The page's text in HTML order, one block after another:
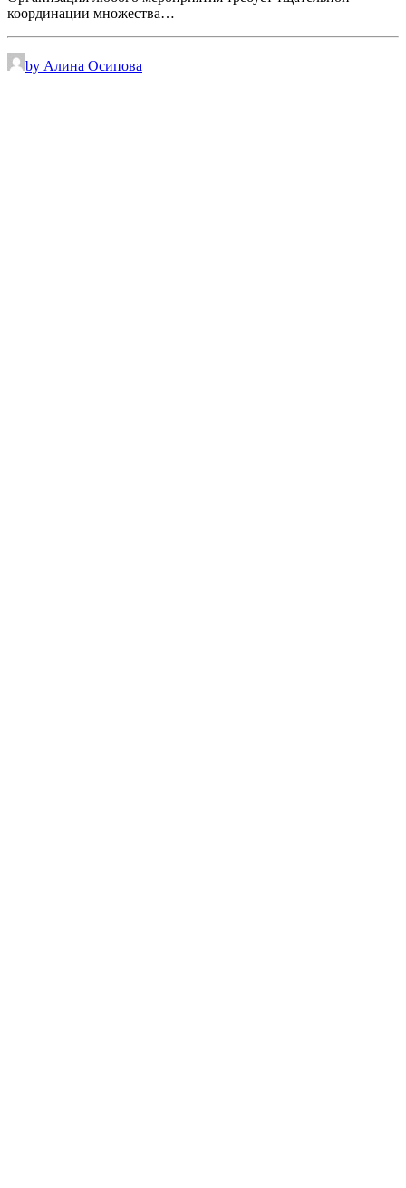
координации множества…
by Алина Осипова